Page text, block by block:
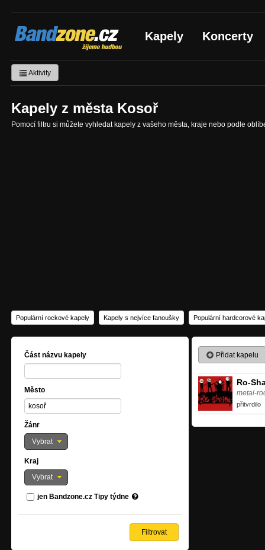
Bandzone.cz
žijeme hudbou Kapely Koncerty
Aktivity
Kapely z města Kosoř
Pomocí filtru si můžete vyhledat kapely z vašeho města, kraje nebo podle
Populární rockové kapely Kapely s nejvíce fanoušky Populární hardcorové
Část názvu kapely
Město
Žánr
Vybrat
Kraj
Vybrat
jen Bandzone.cz Tipy týdne
Přidat kapelu
Ro-
metal-
přitvrdilo